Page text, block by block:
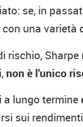
se, in
con una varietà
rischio,
non è l'unico
lungo termine
sui